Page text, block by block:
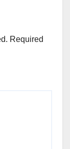
Required